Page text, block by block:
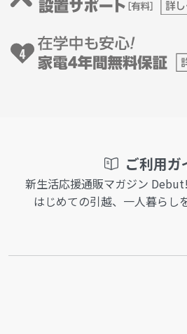
ご利用ガ
新生活応援通販マガジン
はじめての引越、一人暮らし